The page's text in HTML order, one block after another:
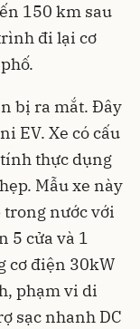
150 km sau
đi lại cơ
bị ra mắt. Đây
EV. Xe có cấu
thực dụng
Mẫu xe này
trong nước với
5 cửa và 1
cơ điện 30kW
phạm vi di
sạc nhanh DC